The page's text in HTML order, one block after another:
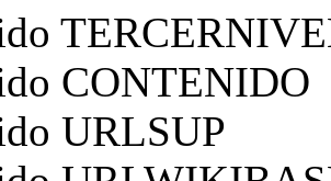
CONTENIDO
URLSUP